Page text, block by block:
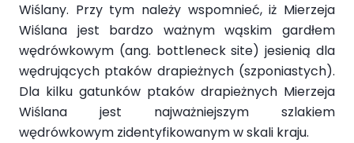
Wiślany. Przy tym należy wspomnieć, iż Mierzeja
Wiślana jest bardzo ważnym wąskim gardłem
wędrówkowym (ang. bottleneck site) jesienią dla
wędrujących ptaków drapieżnych (szponiastych).
Dla kilku gatunków ptaków drapieżnych Mierzeja
Wiślana jest najważniejszym szlakiem
wędrówkowym zidentyfikowanym w skali kraju.